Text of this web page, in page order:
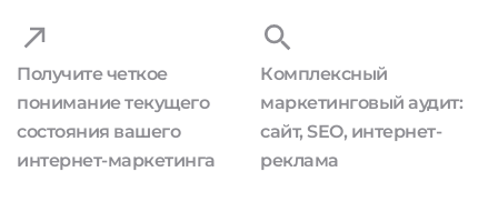
Получите четкое
понимание текущего
состояния вашего
интернет-маркетинга
Комплексный
маркетинговый аудит:
сайт, SEO, интернет-
реклама